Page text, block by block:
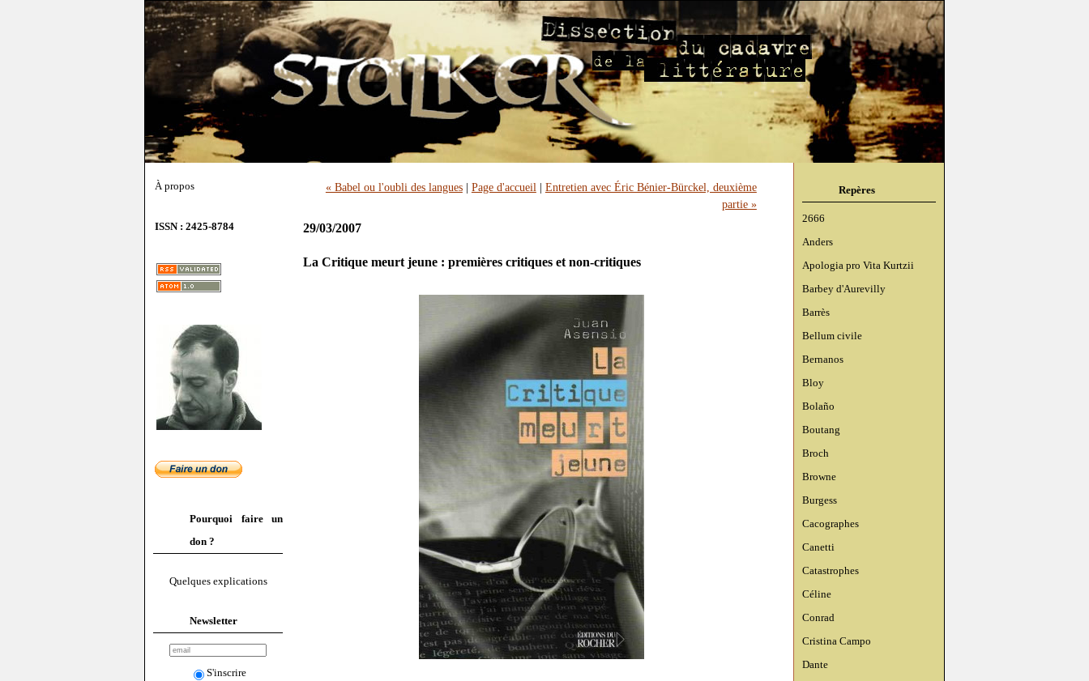
À propos
ISSN : 2425-8784
Pourquoi faire un
don ?
Quelques explications
Newsletter
S'inscrire
Repères
2666
Anders
Apologia pro Vita Kurtzii
Barbey d'Aurevilly
Barrès
Bellum civile
Bernanos
Bloy
Bolaño
Boutang
Broch
Browne
Burgess
Cacographes
Canetti
Catastrophes
Céline
Conrad
Cristina Campo
Dante
« Babel ou l'oubli des langues| Page d'accueil | Entretien avec Éric Bénier-Bürckel, deuxième
partie »
29/03/2007
La Critique meurt jeune : premières critiques et non-critiques